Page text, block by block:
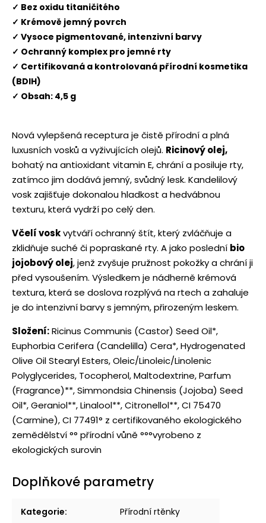
✓ Bez oxidu titaničitého
✓ Krémově jemný povrch
✓ Vysoce pigmentované, intenzivní barvy
✓ Ochranný komplex pro jemné rty
✓ Certifikovaná a kontrolovaná přírodní kosmetika
(BDIH)
✓ Obsah: 4,5 g
Nová vylepšená receptura je čistě přírodní a plná
luxusních vosků a vyživujících olejů. Ricinový olej,
bohatý na antioxidant vitamin E, chrání a posiluje rty,
zatímco jim dodává jemný, svůdný lesk. Kandelilový
vosk zajišťuje dokonalou hladkost a hedvábnou
texturu, která vydrží po celý den.
Včelí voskvytváří ochranný štít, který zvláčňuje a
zklidňuje suché či popraskané rty. A jako poslední bio
jojobový olej, jenž zvyšuje pružnost pokožky a chrání ji
před vysoušením. Výsledkem je nádherně krémová
textura, která se doslova rozplývá na rtech a zahaluje
je do intenzivní barvy s jemným, přirozeným leskem.
Složení:Ricinus Communis (Castor) Seed Oil*,
Euphorbia Cerifera (Candelilla) Cera*, Hydrogenated
Olive Oil Stearyl Esters, Oleic/Linoleic/Linolenic
Polyglycerides, Tocopherol, Maltodextrine, Parfum
(Fragrance)**, Simmondsia Chinensis (Jojoba) Seed
Oil*, Geraniol**, Linalool**, Citronellol**, CI 75470
(Carmine), CI 77491° z certifikovaného ekologického
zemědělství °° přírodní vůně °°°vyrobeno z
ekologických surovin
Doplňkové parametry
Kategorie: Přírodní rtěnky